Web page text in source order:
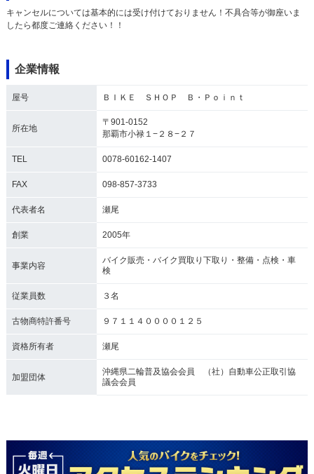
キャンセルについては基本的には受け付けておりません！不具合等が御座いま
したら都度ご連絡ください！！
企業情報
屋号 ＢＩＫＥ ＳＨＯＰ Ｂ・Ｐｏｉｎｔ
所在地
〒901-0152
那覇市小禄１−２８−２７
TEL 0078-60162-1407
FAX 098-857-3733
代表者名 瀬尾
創業 2005年
事業内容
バイク販売・バイク買取り下取り・整備・点検・車
検
従業員数 ３名
古物商特許番号 ９７１１４００００１２５
資格所有者 瀬尾
加盟団体
沖縄県二輪普及協会会員 （社）自動車公正取引協
議会会員